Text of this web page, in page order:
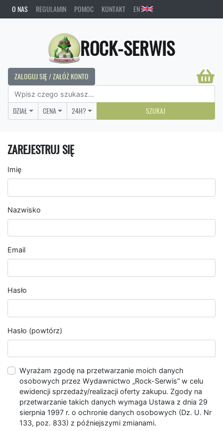
O NAS REGULAMIN POMOC KONTAKT EN
ROCK-SERWIS
ZALOGUJ SIĘ / ZAŁÓŻ KONTO
DZIAŁ CENA 24H? SZUKAJ
ZAREJESTRUJ SIĘ
Imię
Nazwisko
Email
Hasło
Hasło (powtórz)
Wyrażam zgodę na przetwarzanie moich danych
osobowych przez Wydawnictwo „Rock-Serwis” w celu
ewidencji sprzedaży/realizacji oferty zakupu. Zgody na
przetwarzanie takich danych wymaga Ustawa z dnia 29
sierpnia 1997 r. o ochronie danych osobowych (Dz. U. Nr
133, poz. 833) z późniejszymi zmianami.